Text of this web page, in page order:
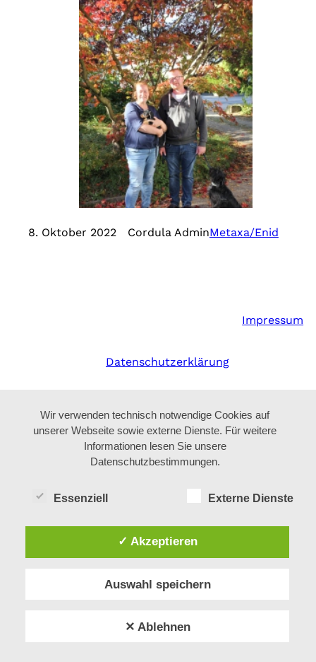
8. Oktober 2022 Cordula AdminMetaxa/Enid
Impressum
Datenschutzerklärung
Wir verwenden technisch notwendige Cookies auf
unserer Webseite sowie externe Dienste. Für weitere
Informationen lesen Sie unsere
Datenschutzbestimmungen.
Essenziell Externe Dienste
✓ Akzeptieren
Auswahl speichern
✕ Ablehnen